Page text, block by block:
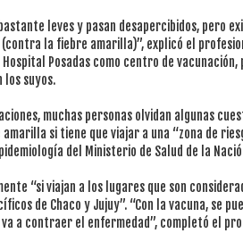
leves y pasan desapercibidos, pero
la fiebre amarilla)”, explicó el
Posadas como centro de
los suyos.
muchas personas olvidan algunas
si tiene que viajar a una “zona de
del Ministerio de Salud de la
“si viajan a los lugares que son
de Chaco y Jujuy”. “Con la vacuna, se
a contraer el enfermedad”, completó el